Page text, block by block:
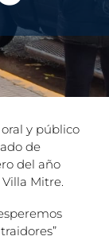
y público
de
del año
Mitre.